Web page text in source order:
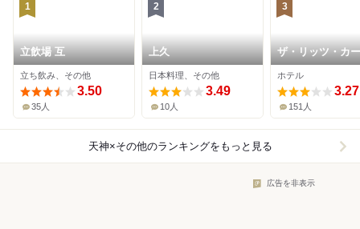
1
立飲場 互
立ち飲み、その他
3.50
35人
2
上久
日本料理、その他
3.49
10人
3
ザ・リッツ・カ
ン福岡
ホテル
3.27
151人
天神×その他のランキングをもっと見る
広告を非表示